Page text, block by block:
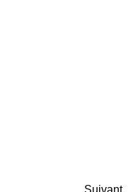
Suivant